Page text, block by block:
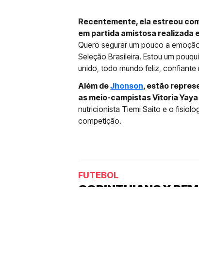
Recentemente, ela estreou
em partida amistosa realizada
Quero segurar um pouco a
Seleção Brasileira. Estou um
unido, todo mundo feliz, confiante
Além deJhonson, estão
as meio-campistas Vitoria
nutricionista Tiemi Saito e o
competição.
FUTEBOL
CORINTHIANS X